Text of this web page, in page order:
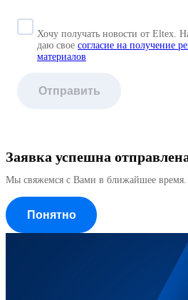
Хочу получать новости от Eltex.
даю свое согласие на получение
материалов
Отправить
Заявка успешна
Мы свяжемся с Вами в ближайшее время.
Понятно